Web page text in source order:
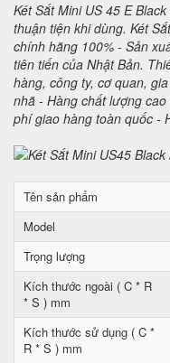
Két Sắt Mini US 45 E
thuận tiện khi dùng. Két
chính hãng 100% - Sản
tiên tiến của Nhật Bản.
hàng, công ty, cơ quan,
nhã - Hàng chất lượng
phí giao hàng toàn quốc -
Tên sản phẩm
Model
Trọng lượng
Kích thước ngoài ( C * R
* S ) mm
Kích thước sử dụng ( C *
R * S ) mm